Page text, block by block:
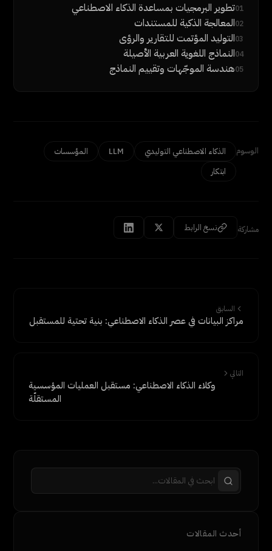
01تطوير البرمجيات بمساعدة الذكاء الاصطناعي
02المعالجة الذكية للمستندات
03التوليد المؤتمت للتقارير والرؤى
04النماذج اللغوية العربية الأصيلة
05هندسة الموجّهات وتقييم النماذج
الوسوم الذكاء الاصطناعي التوليدي LLM
المؤسسات
ابتكار
مشاركة نسخ الرابط
السابق
مراكز البيانات في عصر الذكاء الاصطناعي: بنية تحتية للمستقبل
التالي
وكلاء الذكاء الاصطناعي: مستقبل العمليات المؤسسية
المستقلّة
أحدث المقالات